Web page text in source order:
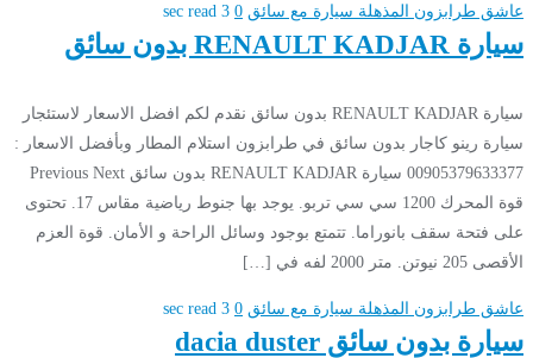
عاشق طرابزون المذهلة سيارة مع سائق 0
3 sec read
سيارة RENAULT KADJAR بدون سائق
سيارة RENAULT KADJAR بدون سائق نقدم لكم افضل الاسعار لاستئجار
سيارة رينو كاجار بدون سائق في طرابزون استلام المطار وبأفضل الاسعار :
00905379633377 سيارة RENAULT KADJAR بدون سائق Previous Next
قوة المحرك 1200 سي سي تربو. يوجد بها جنوط رياضية مقاس 17. تحتوى
على فتحة سقف بانوراما. تتمتع بوجود وسائل الراحة و الأمان. قوة العزم
الأقصى 205 نيوتن. متر 2000 لفه في […]
عاشق طرابزون المذهلة سيارة مع سائق 0
3 sec read
سيارة بدون سائق dacia duster